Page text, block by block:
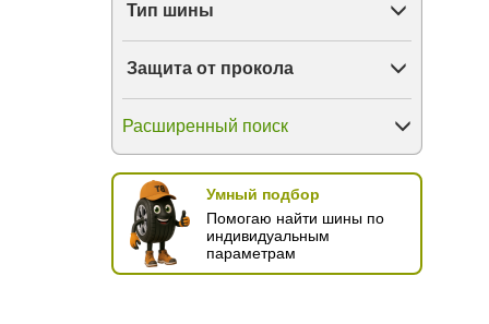
Pirelli
Pulmox
Rapid
RoadBoss
RoadKing
Roadbuster
Roadcruza
Roadmarch
Roador
Roadstone
Тип шины
Защита от прокола
Расширенный поиск
Умный подбор
Помогаю найти шины по
индивидуальным
параметрам